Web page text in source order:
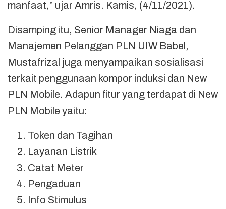
manfaat,” ujar Amris. Kamis, (4/11/2021).
Disamping itu, Senior Manager Niaga dan
Manajemen Pelanggan PLN UIW Babel,
Mustafrizal juga menyampaikan sosialisasi
terkait penggunaan kompor induksi dan New
PLN Mobile. Adapun fitur yang terdapat di New
PLN Mobile yaitu:
Token dan Tagihan
Layanan Listrik
Catat Meter
Pengaduan
Info Stimulus